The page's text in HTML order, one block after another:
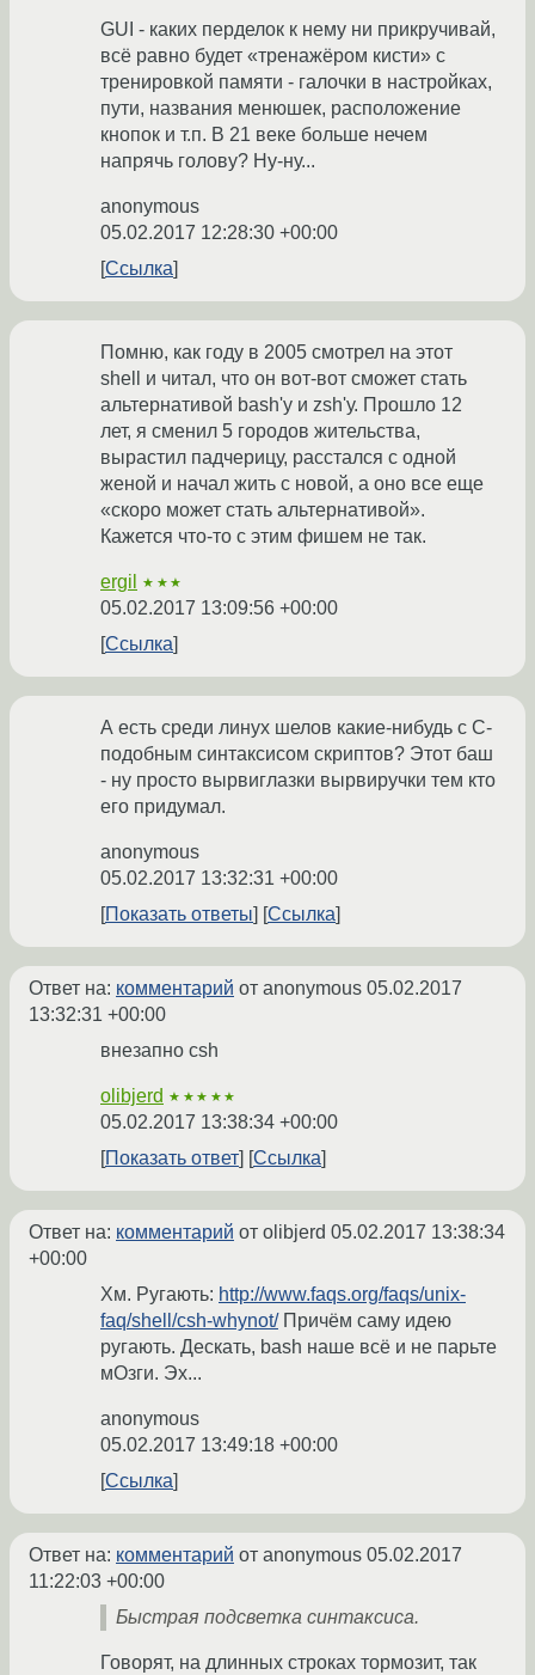
GUI - каких перделок к нему ни прикручивай,
всё равно будет «тренажёром кисти» с
тренировкой памяти - галочки в настройках,
пути, названия менюшек, расположение
кнопок и т.п. В 21 веке больше нечем
напрячь голову? Ну-ну...
anonymous
05.02.2017 12:28:30 +00:00
Ссылка
Помню, как году в 2005 смотрел на этот
shell и читал, что он вот-вот сможет стать
альтернативой bash'у и zsh'у. Прошло 12
лет, я сменил 5 городов жительства,
вырастил падчерицу, расстался с одной
женой и начал жить с новой, а оно все еще
«скоро может стать альтернативой».
Кажется что-то с этим фишем не так.
ergil ★★★
05.02.2017 13:09:56 +00:00
Ссылка
А есть среди линух шелов какие-нибудь с C-
подобным синтаксисом скриптов? Этот баш
- ну просто вырвиглазки вырвиручки тем кто
его придумал.
anonymous
05.02.2017 13:32:31 +00:00
Показать ответы
Ссылка
Ответ на: комментарий от anonymous 05.02.2017
13:32:31 +00:00
внезапно csh
olibjerd ★★★★★
05.02.2017 13:38:34 +00:00
Показать ответ
Ссылка
Ответ на: комментарий от olibjerd 05.02.2017 13:38:34
+00:00
Хм. Ругають: http://www.faqs.org/faqs/unix-
faq/shell/csh-whynot/Причём саму идею
ругають. Дескать, bash наше всё и не парьте
мОзги. Эх...
anonymous
05.02.2017 13:49:18 +00:00
Ссылка
Ответ на: комментарий от anonymous 05.02.2017
11:22:03 +00:00
Быстрая подсветка синтаксиса.
Говорят, на длинных строках тормозит, так